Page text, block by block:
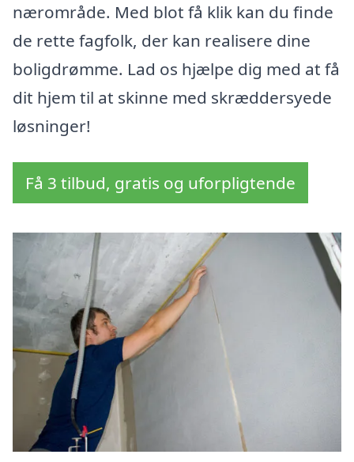
nærområde. Med blot få klik kan du finde
de rette fagfolk, der kan realisere dine
boligdrømme. Lad os hjælpe dig med at få
dit hjem til at skinne med skræddersyede
løsninger!
Få 3 tilbud, gratis og uforpligtende